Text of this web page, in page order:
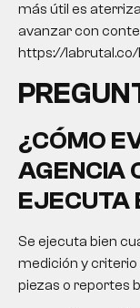
más útil es
avanzar con
https://labrutal.co/
¿CÓMO
AGENCIA
EJECUTA
Se ejecuta bien
medición y
piezas o reportes